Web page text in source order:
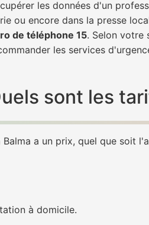
les données d'un
ou encore dans la presse
de téléphone 15. Selon votre
les services
sont les
a un prix, quel que soit
à domicile.